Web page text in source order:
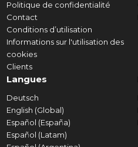
Politique de confidentialité
Contact
Conditions d’utilisation
Informations sur l'utilisation des
cookies
Clients
Langues
Deutsch
English (Global)
Español (España)
Español (Latam)